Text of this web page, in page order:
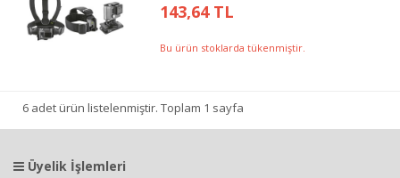
143,64 TL
Bu ürün stoklarda tükenmiştir.
6 adet ürün listelenmiştir. Toplam 1 sayfa
Üyelik İşlemleri